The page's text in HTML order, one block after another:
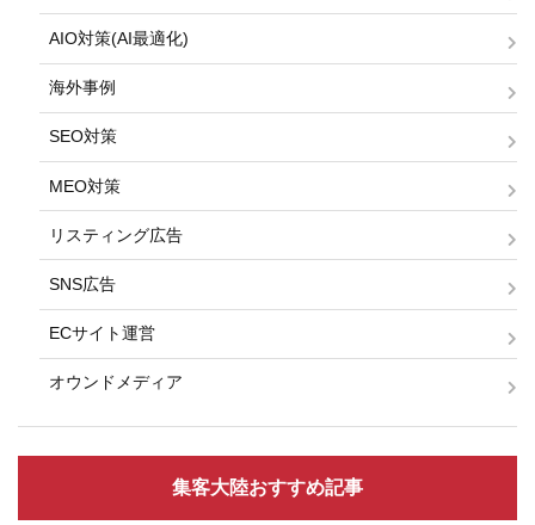
AIO対策(AI最適化)
海外事例
SEO対策
MEO対策
リスティング広告
SNS広告
ECサイト運営
オウンドメディア
集客大陸おすすめ記事